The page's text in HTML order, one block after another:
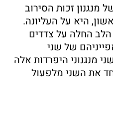
מנגנון זכות הסירוב
היא על העליונה.
החלה על צדדים
של שני
מנגנוני היפרדות אלה
את השני מלפעול